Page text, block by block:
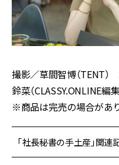
撮影／草間智博（TENT
鈴菜（CLASSY.ONLINE編集
※商品は完売の場合があ
「社長秘書の手土産」関連